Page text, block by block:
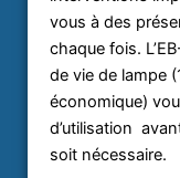
vous à des
chaque fois.
de vie de lampe
économique)
d’utilisation
soit nécessaire.